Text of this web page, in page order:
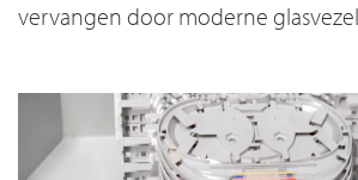
vervangen door moderne